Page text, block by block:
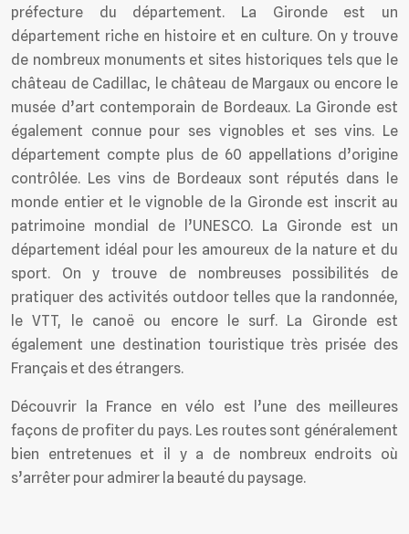
préfecture du département. La Gironde est un
département riche en histoire et en culture. On y trouve
de nombreux monuments et sites historiques tels que le
château de Cadillac, le château de Margaux ou encore le
musée d’art contemporain de Bordeaux. La Gironde est
également connue pour ses vignobles et ses vins. Le
département compte plus de 60 appellations d’origine
contrôlée. Les vins de Bordeaux sont réputés dans le
monde entier et le vignoble de la Gironde est inscrit au
patrimoine mondial de l’UNESCO. La Gironde est un
département idéal pour les amoureux de la nature et du
sport. On y trouve de nombreuses possibilités de
pratiquer des activités outdoor telles que la randonnée,
le VTT, le canoë ou encore le surf. La Gironde est
également une destination touristique très prisée des
Français et des étrangers.
Découvrir la France en vélo est l’une des meilleures
façons de profiter du pays. Les routes sont généralement
bien entretenues et il y a de nombreux endroits où
s’arrêter pour admirer la beauté du paysage.